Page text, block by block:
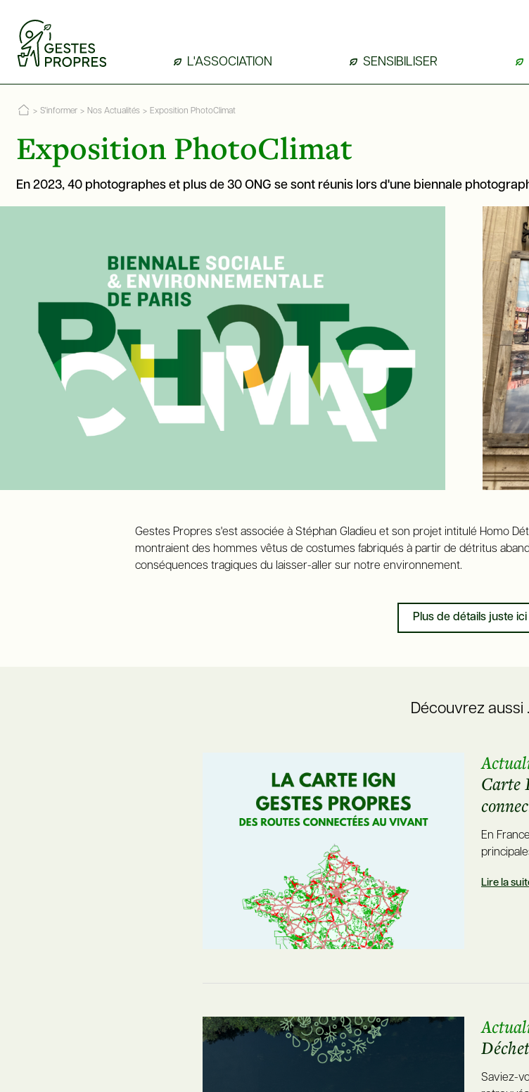
L'ASSOCIATION SENSIBILISER
> S'informer > Nos Actualités > Exposition PhotoClimat
Exposition PhotoClimat
En 2023, 40 photographes et plus de 30 ONG se sont réunis lors d'une biennale
Gestes Propres s'est associée à Stéphan Gladieu et son projet intitulé Homo
montraient des hommes vêtus de costumes fabriqués à partir de détritus
conséquences tragiques du laisser-aller sur notre environnement.
Plus de détails juste ici
Découvrez aussi
Carte
En
Lire la
Saviez-